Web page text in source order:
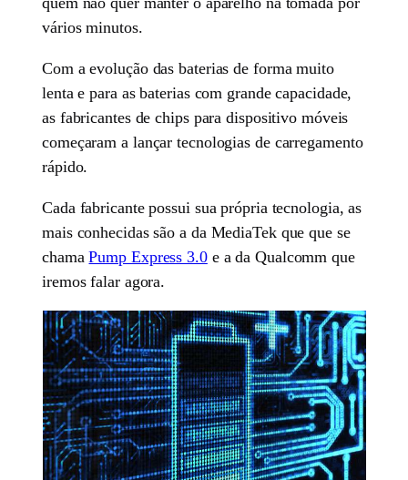
vários minutos.
Com a evolução das baterias de forma muito
lenta e para as baterias com grande capacidade,
as fabricantes de chips para dispositivo móveis
começaram a lançar tecnologias de carregamento
rápido.
Cada fabricante possui sua própria tecnologia, as
mais conhecidas são a da MediaTek que que se
chamaPump Express 3.0e a da Qualcomm que
iremos falar agora.